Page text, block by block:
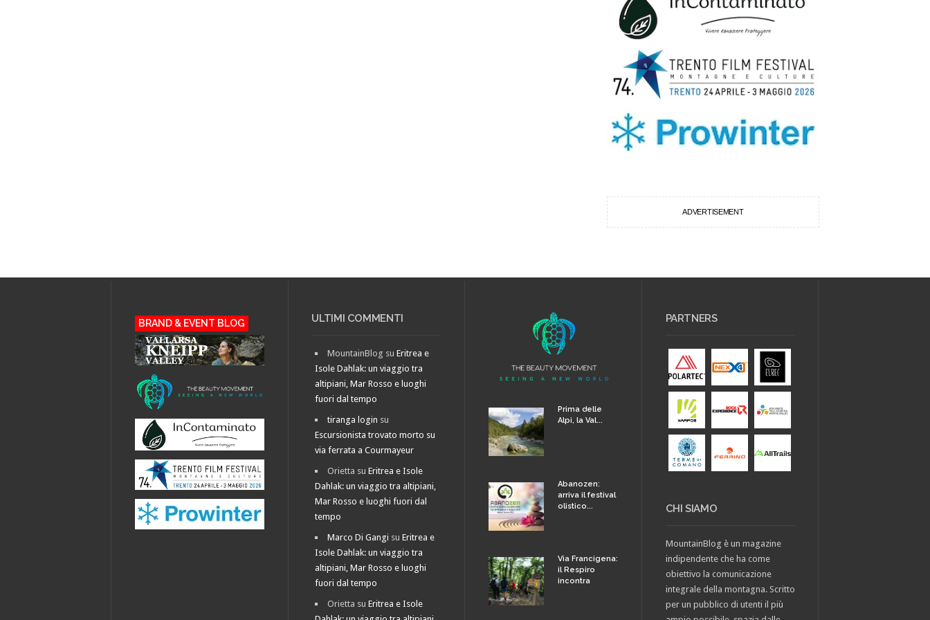
ADVERTISEMENT
BRAND & EVENT BLOG ULTIMI COMMENTI
MountainBlog suEritrea e
Isole Dahlak: un viaggio tra
altipiani, Mar Rosso e luoghi
fuori dal tempo
tiranga login su
Escursionista trovato morto su
via ferrata a Courmayeur
Orietta suEritrea e Isole
Dahlak: un viaggio tra altipiani,
Mar Rosso e luoghi fuori dal
tempo
Marco Di Gangi suEritrea e
Isole Dahlak: un viaggio tra
altipiani, Mar Rosso e luoghi
fuori dal tempo
Orietta suEritrea e Isole
Prima delle
Alpi, la Val...
Abanozen:
arriva il festival
olistico...
Via Francigena:
il Respiro
incontra
PARTNERS
CHI SIAMO
MountainBlog è un magazine
indipendente che ha come
obiettivo la comunicazione
integrale della montagna. Scritto
per un pubblico di utenti il più